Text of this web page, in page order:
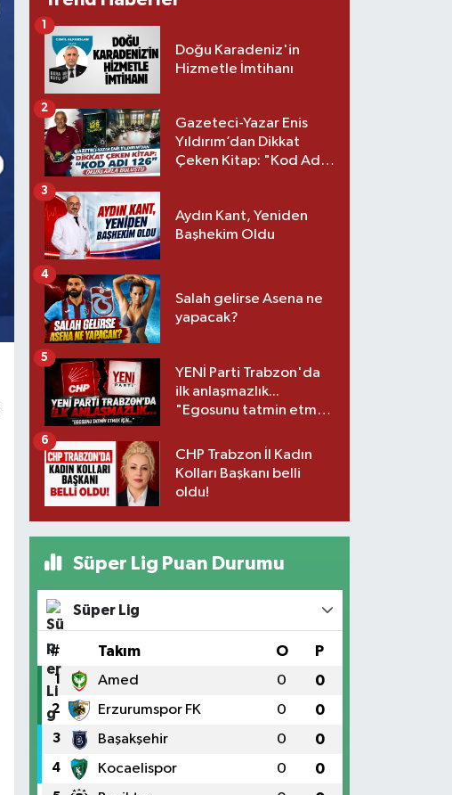
Doğu Karadeniz'in
Hizmetle İmtihanı
1
Gazeteci-Yazar Enis
Yıldırım’dan Dikkat
Çeken Kitap: "Kod Adı
2
Aydın Kant, Yeniden
Başhekim Oldu
3
Salah gelirse Asena ne
yapacak?
4
YENİ Parti Trabzon'da
ilk anlaşmazlık...
"Egosunu tatmin etmek
5
CHP Trabzon İl Kadın
Kolları Başkanı belli
oldu!
6
Süper Lig Puan Durumu
Süper Lig
# Takım O P
1 Amed 0 0
2 Erzurumspor FK 0 0
3 Başakşehir 0 0
4 Kocaelispor 0 0